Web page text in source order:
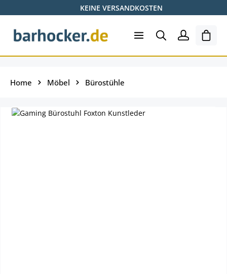
Zum Hauptinhalt springenKEINE VERSANDKOSTEN
Home Möbel Bürostühle